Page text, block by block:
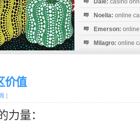
Dale: casino
Noelia: online
Emerson:
Milagro: online
价值
]
力量：